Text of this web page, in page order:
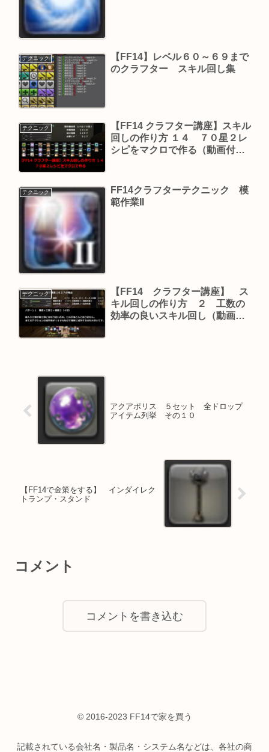
テクニック
【FF14】レベル６０～６９まで
のクラフター スキル回し集
テクニック
【FF14 クラフター講座】スキル
回しの作り方 １４ ７０星２レ
シピをマクロで作る（動画付
テクニック
FF14クラフターテクニック 模
範作業II
テクニック
【FF14 クラフター講座】 ス
キル回しの作り方 ２ 工数の
効率の良いスキル回し（動画付
アクアポリス ５セット 全ドロップ
アイテム列挙 その１０
【FF14で金策をする】 インダイレク
トランプ・スタンド
コメント
コメントを書き込む
© 2016-2023 FF14で家を買う
記載されている会社名・製品名・システム名などは、各社の商